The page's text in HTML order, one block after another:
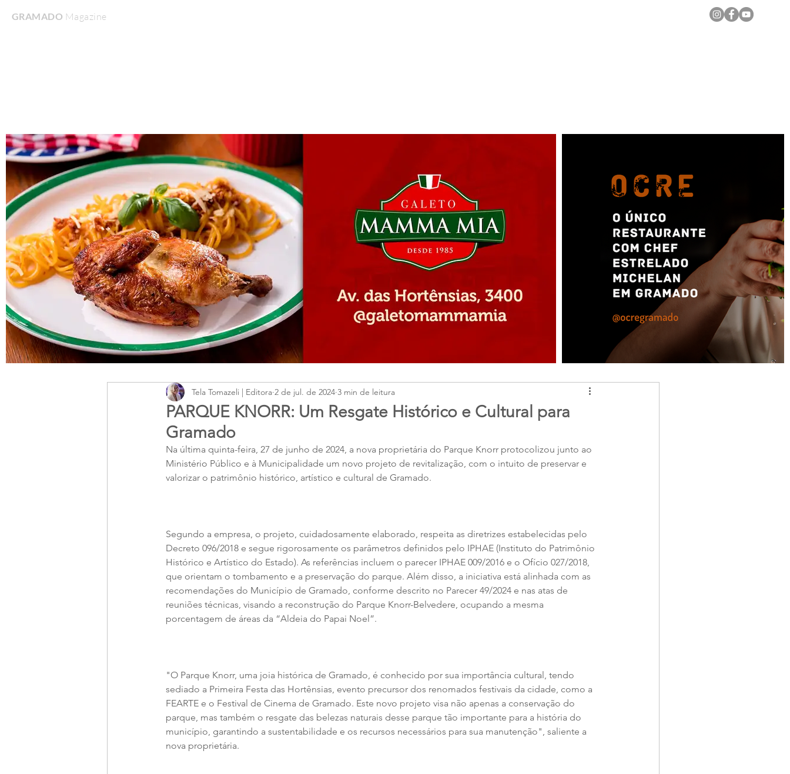
GRAMADO MagazineHome
PARQUE KNORR: Um Resgate Histórico e Cultural para
Gramado
Tela Tomazeli | Editora 2 de jul. de 2024 3 min de leitura
Na última quinta-feira, 27 de junho de 2024, a nova proprietária do Parque Knorr protocolizou junto ao
Ministério Público e à Municipalidade um novo projeto de revitalização, com o intuito de preservar e
valorizar o patrimônio histórico, artístico e cultural de Gramado.
Segundo a empresa, o projeto, cuidadosamente elaborado, respeita as diretrizes estabelecidas pelo
Decreto 096/2018 e segue rigorosamente os parâmetros definidos pelo IPHAE (Instituto do Patrimônio
Histórico e Artístico do Estado). As referências incluem o parecer IPHAE 009/2016 e o Ofício 027/2018,
que orientam o tombamento e a preservação do parque. Além disso, a iniciativa está alinhada com as
recomendações do Município de Gramado, conforme descrito no Parecer 49/2024 e nas atas de
reuniões técnicas, visando a reconstrução do Parque Knorr-Belvedere, ocupando a mesma
porcentagem de áreas da “Aldeia do Papai Noel”.
"O Parque Knorr, uma joia histórica de Gramado, é conhecido por sua importância cultural, tendo
sediado a Primeira Festa das Hortênsias, evento precursor dos renomados festivais da cidade, como a
FEARTE e o Festival de Cinema de Gramado. Este novo projeto visa não apenas a conservação do
parque, mas também o resgate das belezas naturais desse parque tão importante para a história do
município, garantindo a sustentabilidade e os recursos necessários para sua manutenção", saliente a
nova proprietária.